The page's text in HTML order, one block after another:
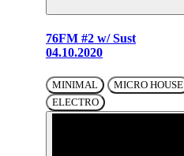
76FM #2 w/ Sust
04.10.2020
MINIMAL
MICRO HOUSE
ELECTRO